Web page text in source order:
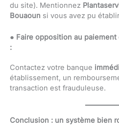
du site). Mentionnez
Bouaoun si vous avez pu
● Faire opposition au
:
Contactez votre banque
établissement, un
transaction est frauduleuse.
Conclusion : un système bien